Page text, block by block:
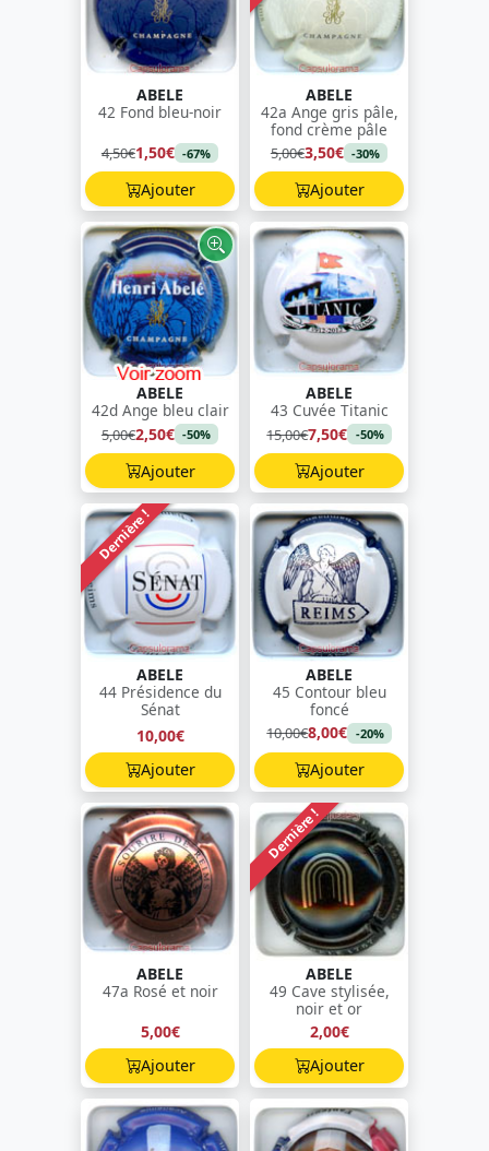
ABELE
42 Fond bleu-noir
4,50€1,50€ -67%
Ajouter
ABELE
42a Ange gris pâle,
fond crème pâle
5,00€3,50€ -30%
Ajouter
ABELE
42d Ange bleu clair
5,00€2,50€ -50%
Ajouter
ABELE
43 Cuvée Titanic
15,00€7,50€ -50%
Ajouter
Dernière !
ABELE
44 Présidence du
Sénat
10,00€
Ajouter
ABELE
45 Contour bleu
foncé
10,00€8,00€ -20%
Ajouter
ABELE
47a Rosé et noir
5,00€
Ajouter
Dernière !
ABELE
49 Cave stylisée,
noir et or
2,00€
Ajouter